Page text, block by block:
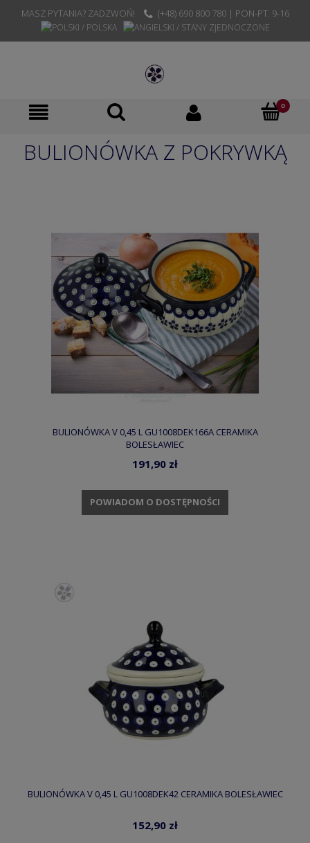
MASZ PYTANIA? ZADZWOŃ! (+48) 690 800 780 | PON-PT. 9-16
BULIONÓWKA Z POKRYWKĄ
BULIONÓWKA V 0,45 L GU1008DEK166A CERAMIKA
BOLESŁAWIEC
191,90 zł
POWIADOM O DOSTĘPNOŚCI
BULIONÓWKA V 0,45 L GU1008DEK42 CERAMIKA BOLESŁAWIEC
152,90 zł